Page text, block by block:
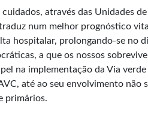
através das Unidades
num melhor prognóstico
hospitalar, prolongando-se no
a que os nossos
na implementação da Via
até ao seu envolvimento não
primários.